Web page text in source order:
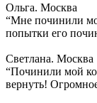
Ольга. Москва
“Мне починили
попытки его
Светлана. Москва
“Починили мой
вернуть!